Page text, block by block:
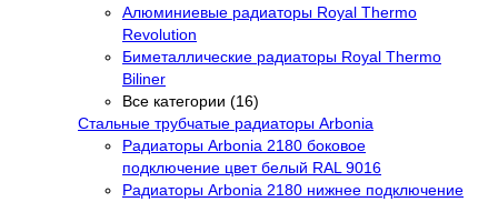
Алюминиевые радиаторы Royal Thermo
Revolution
Биметаллические радиаторы Royal Thermo
Biliner
Все категории (16)
Стальные трубчатые радиаторы Arbonia
Радиаторы Arbonia 2180 боковое
подключение цвет белый RAL 9016
Радиаторы Arbonia 2180 нижнее подключение